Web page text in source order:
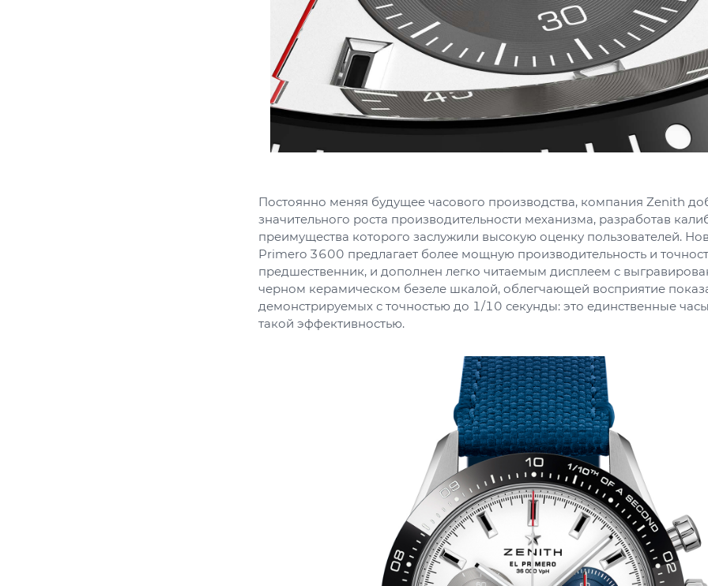
Постоянно меняя будущее часового производства, компания Zenith
значительного роста производительности механизма, разработав
преимущества которого заслужили высокую оценку пользователей.
Primero 3600 предлагает более мощную производительность и
предшественник, и дополнен легко читаемым дисплеем с
черном керамическом безеле шкалой, облегчающей восприятие
демонстрируемых с точностью до 1/10 секунды: это единственные
такой эффективностью.